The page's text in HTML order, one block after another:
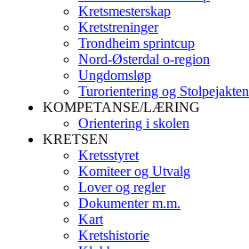
Kretsmesterskap
Kretstreninger
Trondheim sprintcup
Nord-Østerdal o-region
Ungdomsløp
Turorientering og Stolpejakten
KOMPETANSE/LÆRING
Orientering i skolen
KRETSEN
Kretsstyret
Komiteer og Utvalg
Lover og regler
Dokumenter m.m.
Kart
Kretshistorie